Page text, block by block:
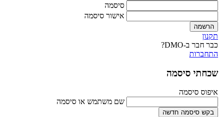
סיסמה
אישור סיסמה
הרשמה
תקנון
כבר חבר ב-DMO?
התחברות
שכחתי סיסמה
איפוס סיסמה
שם משתמש או סיסמה
בקש סיסמה חדשה